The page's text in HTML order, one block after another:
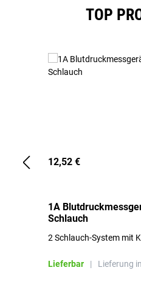
TOP
12,52 €
1A
Schlauch
2 Schlauch-System mit
Lieferbar | Lieferung